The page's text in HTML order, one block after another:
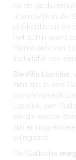
na de
uiteindelijk in de
klokkentoren
het schip werd
Pierre kerk van
installatie van een
De villa Luccius
zien zijn, is een
oorspronkelijk
Luccius, een
die de eerste
zijn er nog
wijngaard.
De Gallische